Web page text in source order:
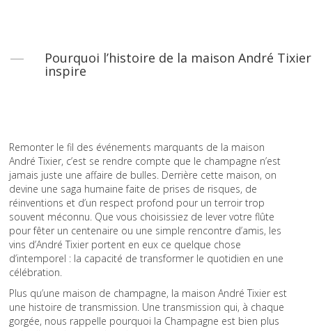
Pourquoi l’histoire de la maison André Tixier
inspire
Remonter le fil des événements marquants de la maison
André Tixier, c’est se rendre compte que le champagne n’est
jamais juste une affaire de bulles. Derrière cette maison, on
devine une saga humaine faite de prises de risques, de
réinventions et d’un respect profond pour un terroir trop
souvent méconnu. Que vous choisissiez de lever votre flûte
pour fêter un centenaire ou une simple rencontre d’amis, les
vins d’André Tixier portent en eux ce quelque chose
d’intemporel : la capacité de transformer le quotidien en une
célébration.
Plus qu’une maison de champagne, la maison André Tixier est
une histoire de transmission. Une transmission qui, à chaque
gorgée, nous rappelle pourquoi la Champagne est bien plus